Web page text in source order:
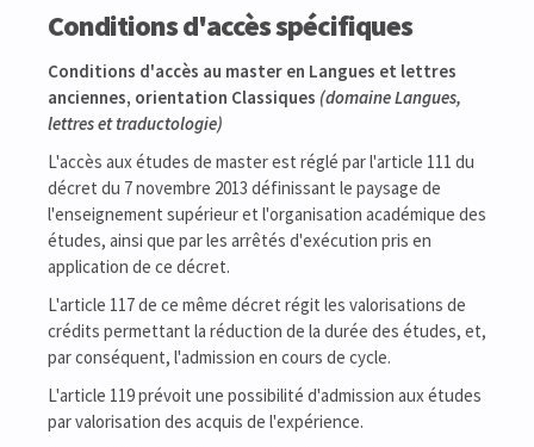
Conditions d'accès spécifiques
Conditions d'accès au master en Langues et lettres
anciennes, orientation Classiques (domaine Langues,
lettres et traductologie)
L'accès aux études de master est réglé par l'article 111 du
décret du 7 novembre 2013 définissant le paysage de
l'enseignement supérieur et l'organisation académique des
études, ainsi que par les arrêtés d'exécution pris en
application de ce décret.
L'article 117 de ce même décret régit les valorisations de
crédits permettant la réduction de la durée des études, et,
par conséquent, l'admission en cours de cycle.
L'article 119 prévoit une possibilité d'admission aux études
par valorisation des acquis de l'expérience.